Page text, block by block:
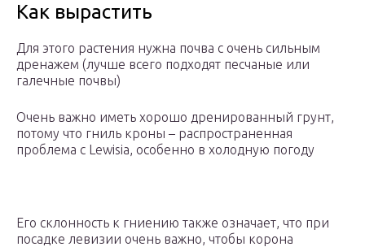
Как вырастить
Для этого растения нужна почва с очень сильным
дренажем (лучше всего подходят песчаные или
галечные почвы)
Очень важно иметь хорошо дренированный грунт,
потому что гниль кроны – распространенная
проблема с Lewisia, особенно в холодную погоду
Его склонность к гниению также означает, что при
посадке левизии очень важно, чтобы корона